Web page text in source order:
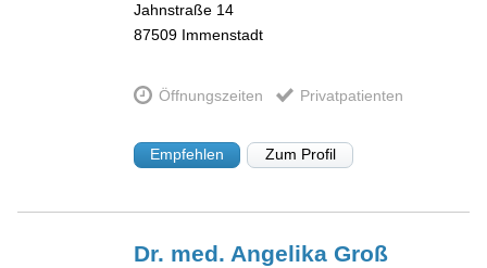
Jahnstraße 14
87509 Immenstadt
Öffnungszeiten Privatpatienten
Empfehlen Zum Profil
Dr. med. AngelikaGroß